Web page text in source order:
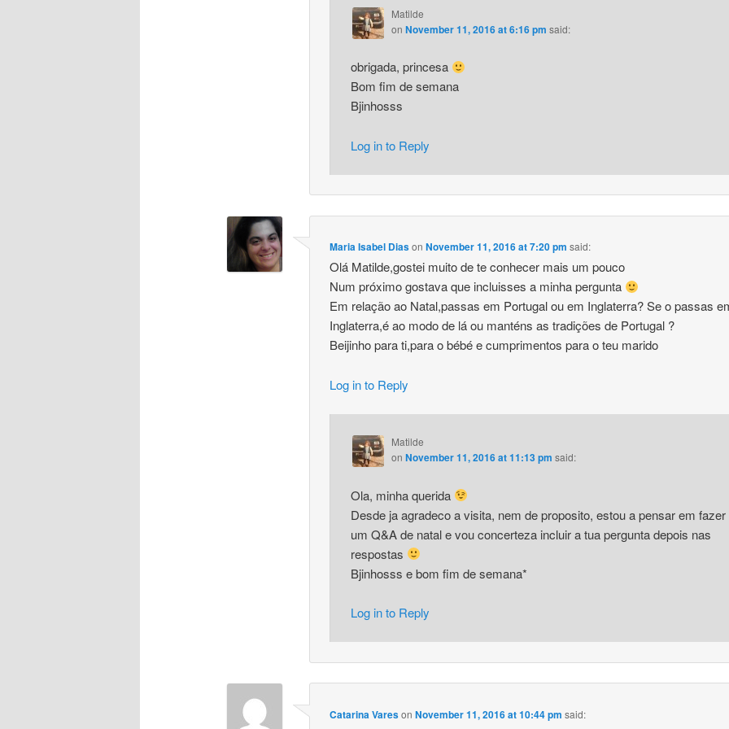
Matilde
on November 11, 2016 at 6:16 pm said:
obrigada, princesa
Bom fim de semana
Bjinhosss
Log in to Reply
Maria Isabel DiasonNovember 11, 2016 at 7:20 pm said:
Olá Matilde,gostei muito de te conhecer mais um pouco
Num próximo gostava que incluisses a minha pergunta
Em relação ao Natal,passas em Portugal ou em Inglaterra? Se o passas
Inglaterra,é ao modo de lá ou manténs as tradições de Portugal ?
Beijinho para ti,para o bébé e cumprimentos para o teu marido
Log in to Reply
Matilde
on November 11, 2016 at 11:13 pm said:
Ola, minha querida
Desde ja agradeco a visita, nem de proposito, estou a pensar em fazer
um Q&A de natal e vou concerteza incluir a tua pergunta depois nas
respostas
Bjinhosss e bom fim de semana*
Log in to Reply
Catarina VaresonNovember 11, 2016 at 10:44 pm said: